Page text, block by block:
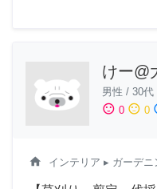
けー@
男性 / 30代
sentiment_satisfied 0 sentiment_neutral 0
home インテリア ▸ ガーデニ